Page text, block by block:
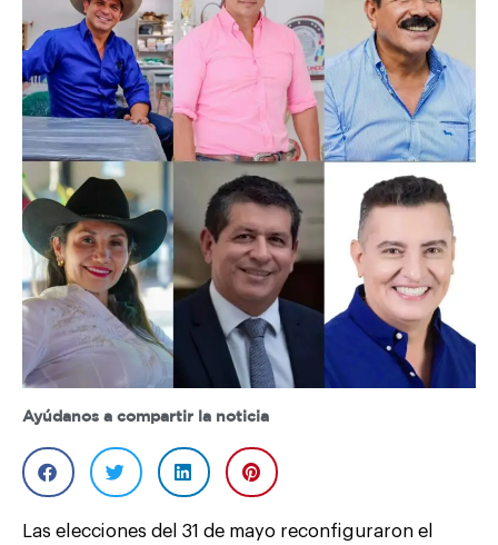
Ayúdanos a compartir la noticia
Las elecciones del 31 de mayo reconfiguraron el